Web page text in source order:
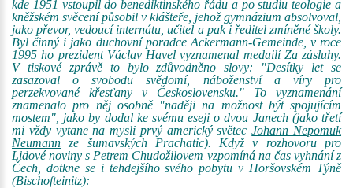
kde 1951 vstoupil do benediktinského řádu a po studiu teologie a
kněžském svěcení působil v klášteře, jehož gymnázium absolvoval,
jako převor, vedoucí internátu, učitel a pak i ředitel zmíněné školy.
Byl činný i jako duchovní poradce Ackermann-Gemeinde, v roce
1995 ho prezident Václav Havel vyznamenal medailí Za zásluhy.
V tiskové zprávě to bylo zdůvodněno slovy: "Desítky let se
zasazoval o svobodu svědomí, náboženství a víry pro
perzekvované křesťany v Československu." To vyznamenání
znamenalo pro něj osobně "naději na možnost být spojujícím
mostem", jako by dodal ke svému eseji o dvou Janech (jako třetí
mi vždy vytane na mysli prvý americký světecJohann Nepomuk
Neumann ze šumavských Prachatic). Když v rozhovoru pro
Lidové noviny s Petrem Chudožilovem vzpomíná na čas vyhnání z
Čech, dotkne se i tehdejšího svého pobytu v Horšovském Týně
(Bischofteinitz):